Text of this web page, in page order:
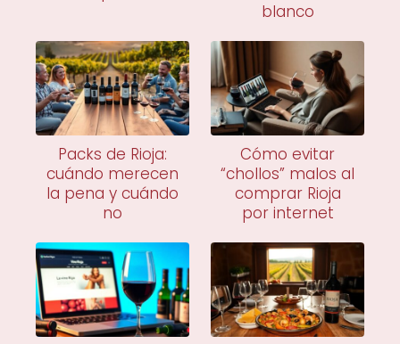
blanco
Packs de Rioja:
cuándo merecen
la pena y cuándo
no
Cómo evitar
“chollos” malos al
comprar Rioja
por internet